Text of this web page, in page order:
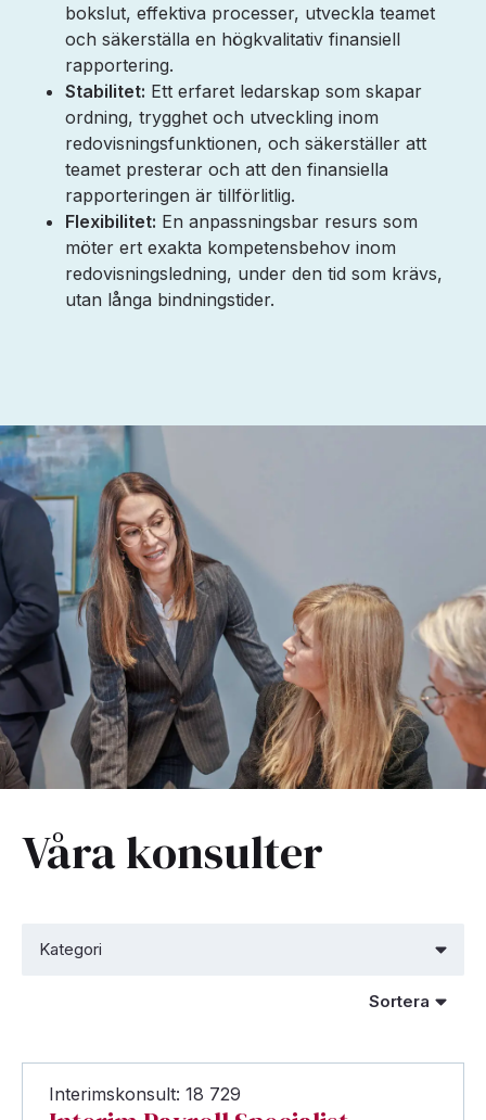
bokslut, effektiva processer, utveckla teamet
och säkerställa en högkvalitativ finansiell
rapportering.
Stabilitet: Ett erfaret ledarskap som skapar
ordning, trygghet och utveckling inom
redovisningsfunktionen, och säkerställer att
teamet presterar och att den finansiella
rapporteringen är tillförlitlig.
Flexibilitet: En anpassningsbar resurs som
möter ert exakta kompetensbehov inom
redovisningsledning, under den tid som krävs,
utan långa bindningstider.
Våra konsulter
Interimskonsult: 18 729